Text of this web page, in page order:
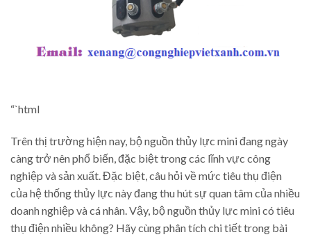
“`html
Trên thị trường hiện nay, bộ nguồn thủy lực mini đang ngày
càng trở nên phổ biến, đặc biệt trong các lĩnh vực công
nghiệp và sản xuất. Đặc biệt, câu hỏi về mức tiêu thụ điện
của hệ thống thủy lực này đang thu hút sự quan tâm của nhiều
doanh nghiệp và cá nhân. Vậy, bộ nguồn thủy lực mini có tiêu
thụ điện nhiều không? Hãy cùng phân tích chi tiết trong bài